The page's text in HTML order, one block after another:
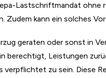
Lastschriftmandat ohne
Zudem kann ein solches
geraten oder sonst in
berechtigt, Leistungen
zu sein. Diese